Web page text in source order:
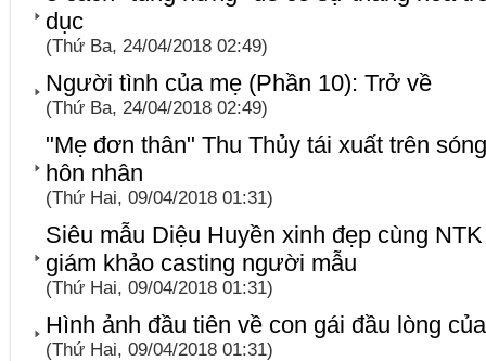
dục
(Thứ Ba, 24/04/2018 02:49)
Người tình của mẹ (Phần 10): Trở về
(Thứ Ba, 24/04/2018 02:49)
"Mẹ đơn thân" Thu Thủy tái xuất trên
hôn nhân
(Thứ Hai, 09/04/2018 01:31)
Siêu mẫu Diệu Huyền xinh đẹp cùng
giám khảo casting người mẫu
(Thứ Hai, 09/04/2018 01:31)
Hình ảnh đầu tiên về con gái đầu lòng
(Thứ Hai, 09/04/2018 01:31)